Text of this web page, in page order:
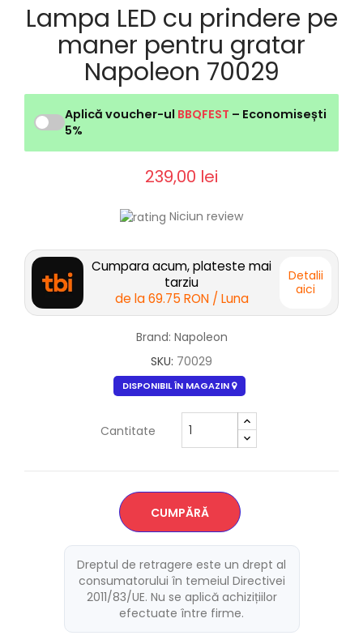
Lampa LED cu prindere pe
maner pentru gratar
Napoleon 70029
Aplică voucher-ul BBQFEST – Economisești
5%
239,00 lei
Niciun review
Cumpara acum, plateste mai
tarziu
de la 69.75 RON / Luna
Detalii
aici
Brand: Napoleon
SKU: 70029
DISPONIBIL ÎN MAGAZIN
Cantitate
CUMPĂRĂ
Dreptul de retragere este un drept al
consumatorului în temeiul Directivei
2011/83/UE. Nu se aplică achizițiilor
efectuate între firme.